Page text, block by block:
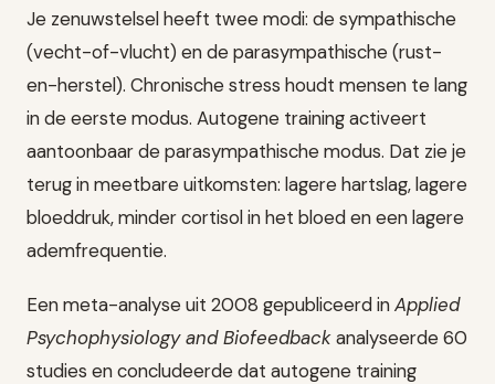
Je zenuwstelsel heeft twee modi: de sympathische
(vecht-of-vlucht) en de parasympathische (rust-
en-herstel). Chronische stress houdt mensen te lang
in de eerste modus. Autogene training activeert
aantoonbaar de parasympathische modus. Dat zie je
terug in meetbare uitkomsten: lagere hartslag, lagere
bloeddruk, minder cortisol in het bloed en een lagere
ademfrequentie.
Een meta-analyse uit 2008 gepubliceerd inApplied
Psychophysiology and Biofeedbackanalyseerde 60
studies en concludeerde dat autogene training